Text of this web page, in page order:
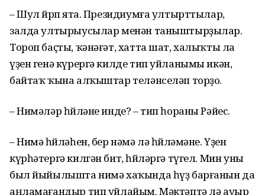
– Шул йөрөп ята. Президиумға ултырттылар,
залда ултырыусылар менән таныштырҙылар.
Тороп баҫты, ҡәнәғәт, хатта шат, халыҡты ла
үҙен генә күрергә килде тип уйланымы икән,
байтаҡ ҡына алҡыштар теләнселәп торҙо.
– Нимәләр һөйләне инде? – тип һораны Рәйес.
– Нимә һөйләһен, бер нәмә лә һөйләмәне. Үҙен
күрһәтергә килгән бит, һөйләргә түгел. Мин уны
был йыйылышта нимә хаҡында һүҙ барғанын да
аңламағандыр тип уйлайым. Мәктәптә лә ауыр